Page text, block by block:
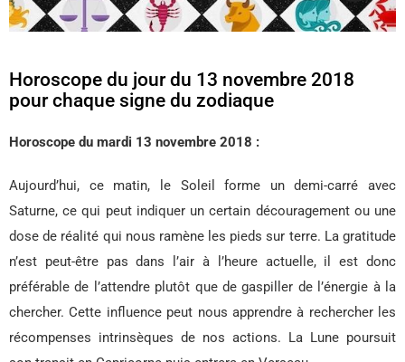
Horoscope du jour du 13 novembre 2018
pour chaque signe du zodiaque
Horoscope du mardi 13 novembre 2018 :
Aujourd’hui, ce matin, le Soleil forme un demi-carré avec
Saturne, ce qui peut indiquer un certain découragement ou une
dose de réalité qui nous ramène les pieds sur terre. La gratitude
n’est peut-être pas dans l’air à l’heure actuelle, il est donc
préférable de l’attendre plutôt que de gaspiller de l’énergie à la
chercher. Cette influence peut nous apprendre à rechercher les
récompenses intrinsèques de nos actions. La Lune poursuit